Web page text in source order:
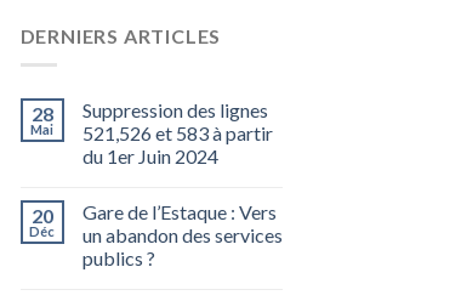
DERNIERS ARTICLES
28
Mai
Suppression des lignes
521,526 et 583 à partir
du 1er Juin 2024
20
Déc
Gare de l’Estaque : Vers
un abandon des services
publics ?